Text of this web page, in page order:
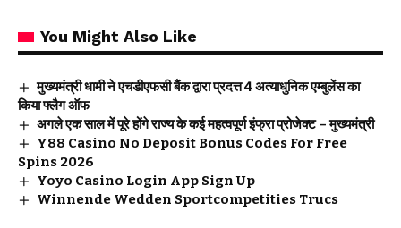
You Might Also Like
मुख्यमंत्री धामी ने एचडीएफसी बैंक द्वारा प्रदत्त 4 अत्याधुनिक एम्बुलेंस का
किया फ्लैग ऑफ
अगले एक साल में पूरे होंगे राज्य के कई महत्वपूर्ण इंफ्रा प्रोजेक्ट – मुख्यमंत्री
Y88 Casino No Deposit Bonus Codes For Free
Spins 2026
Yoyo Casino Login App Sign Up
Winnende Wedden Sportcompetities Trucs